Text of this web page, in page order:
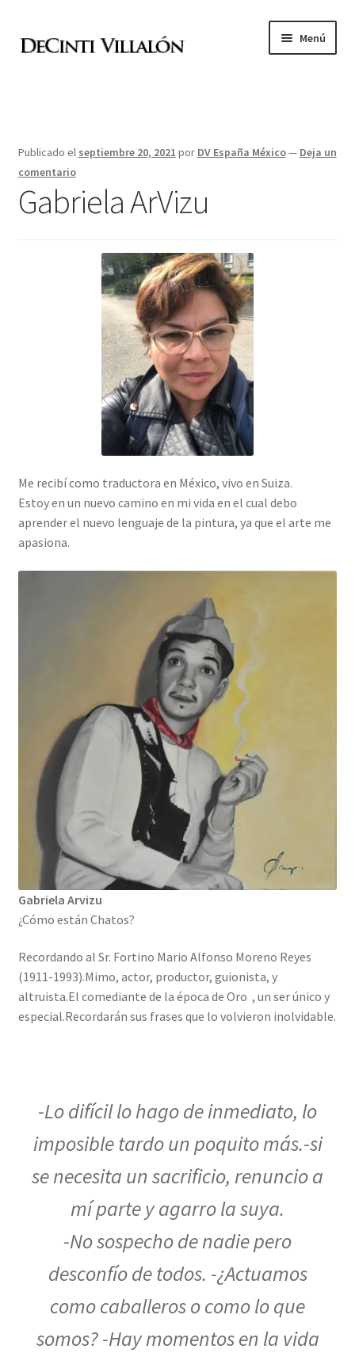
aal
Menú
Archivo de exposiciones
Archivo de alumnos
Publicado el septiembre 20, 2021 por DV España México— Deja un
comentario
Gabriela ArVizu
Me recibí como traductora en México, vivo en Suiza.
Estoy en un nuevo camino en mi vida en el cual debo
aprender el nuevo lenguaje de la pintura, ya que el arte me
apasiona.
Gabriela Arvizu
¿Cómo están Chatos?
Recordando al Sr. Fortino Mario Alfonso Moreno Reyes
(1911-1993).Mimo, actor, productor, guionista, y
altruista.El comediante de la época de Oro , un ser único y
especial.Recordarán sus frases que lo volvieron inolvidable.
-Lo difícil lo hago de inmediato, lo
imposible tardo un poquito más.-si
se necesita un sacrificio, renuncio a
mí parte y agarro la suya.
-No sospecho de nadie pero
desconfío de todos. -¿Actuamos
como caballeros o como lo que
somos? -Hay momentos en la vida